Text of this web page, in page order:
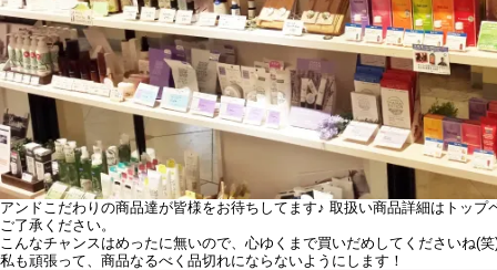
アンドこだわりの商品達が皆様をお待ちしてます♪ 取扱い商品詳細はトッ
ご了承ください。
こんなチャンスはめったに無いので、心ゆくまで買いだめしてくださいね(笑
私も頑張って、商品なるべく品切れにならないようにします！